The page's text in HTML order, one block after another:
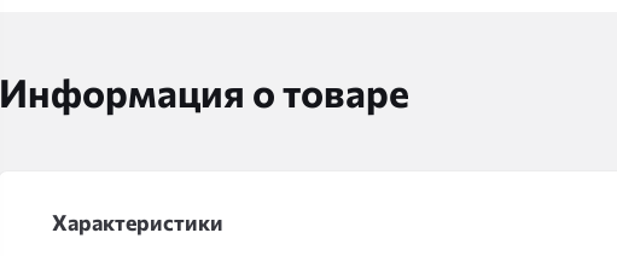
Информация о товаре
Характеристики